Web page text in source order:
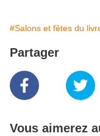
#Salons et fêtes du
Partager
Vous aimerez